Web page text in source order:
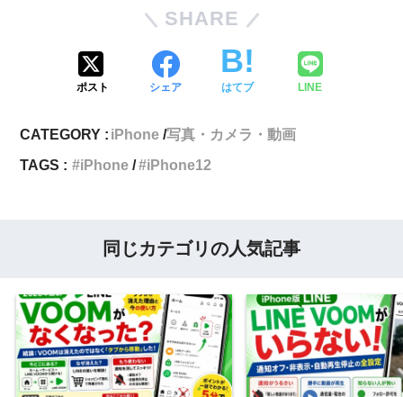
SHARE
ポスト シェア はてブ LINE
CATEGORY : iPhone 写真・カメラ・動画
TAGS :
iPhone iPhone12
同じカテゴリの人気記事